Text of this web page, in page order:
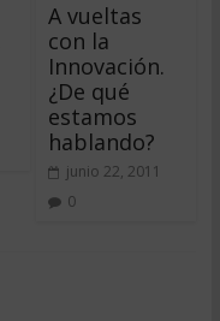
A vueltas
con la
Innovación.
¿De qué
estamos
hablando?
junio 22, 2011
0